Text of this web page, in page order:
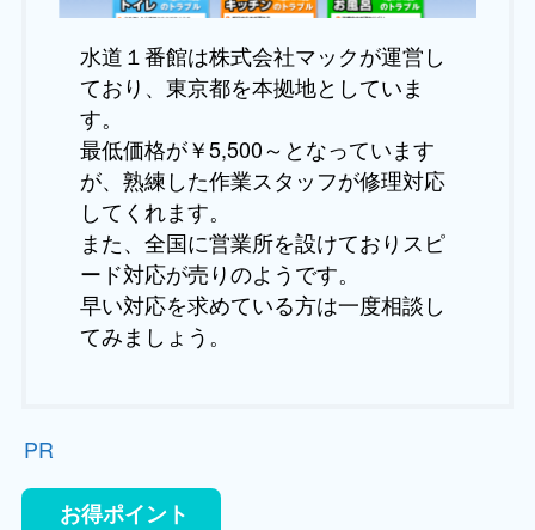
水道１番館は株式会社マックが運営し
ており、東京都を本拠地としていま
す。
最低価格が￥5,500～となっています
が、熟練した作業スタッフが修理対応
してくれます。
また、全国に営業所を設けておりスピ
ード対応が売りのようです。
早い対応を求めている方は一度相談し
てみましょう。
PR
お得ポイント